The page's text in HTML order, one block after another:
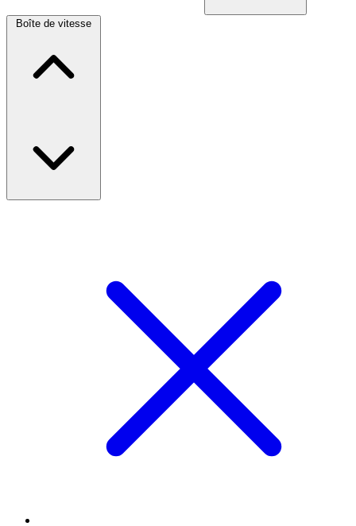
Boîte de vitesse